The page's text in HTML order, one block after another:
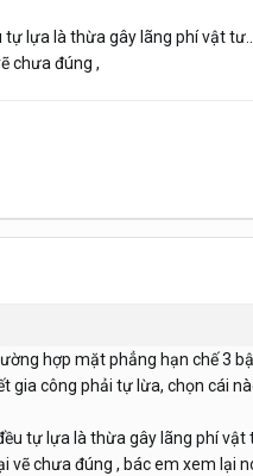
tự lựa là thừa gây lãng phí vật
chưa đúng ,
hợp mặt phẳng hạn chế 3
gia công phải tự lừa, chọn cái
tự lựa là thừa gây lãng phí vật
chưa đúng , bác em xem lại